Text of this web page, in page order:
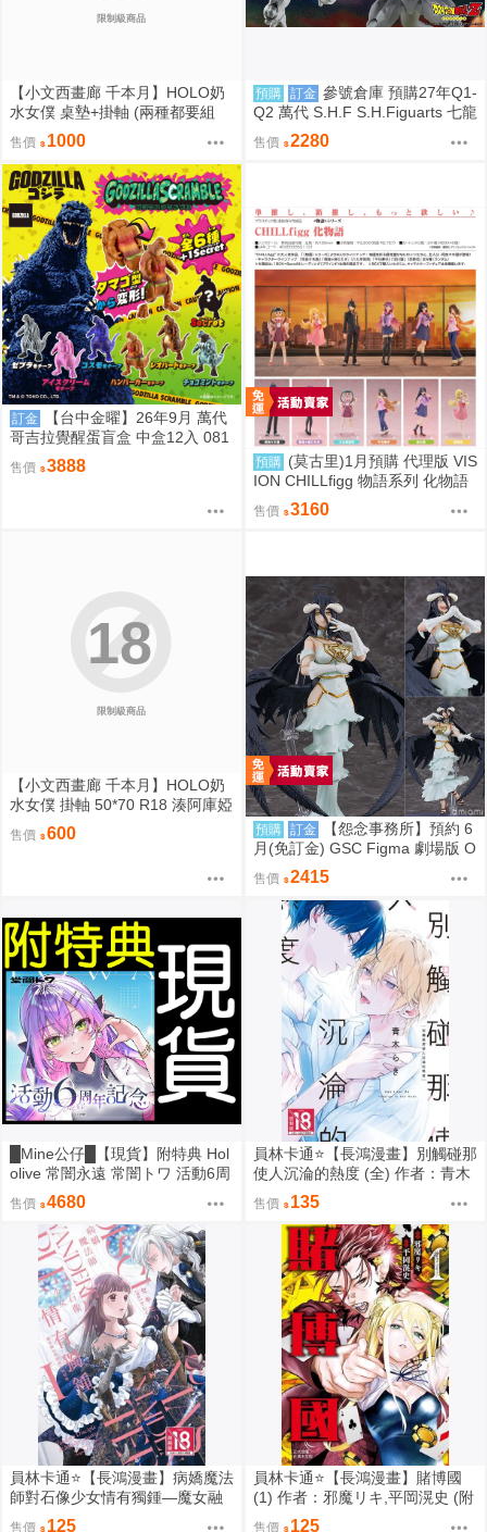
限制級商品
【小文西畫廊 千本月】HOLO奶
水女僕 桌墊+掛軸 (兩種都要組
合) 桌墊 滑鼠墊 70*40 掛軸 50*7
0 R18【FF47場前預購】{宅即
門}
售價 1000
預購 訂金 參號倉庫 預購27年Q1-
Q2 萬代 S.H.F S.H.Figuarts 七龍
珠 FULL POWER 弗力札 戰損版
售價 2280
訂金
【台中金曜】26年9月 萬代
哥吉拉覺醒蛋盲盒 中盒12入 081
售價 3888 預購 (莫古里)1月預購 代理版 VIS
ION CHILLfigg 物語系列 化物語
中盒 BOX6入 免訂金
售價 3160
限制級商品
18
【小文西畫廊 千本月】HOLO奶
水女僕 掛軸 50*70 R18 湊阿庫婭
阿夸 沙花叉 虎鯨 雪花菈米 塞萊
希·法娜 Fauna 白銀諾艾爾 團長
娜·惑星諾瓦 Moona【FF47場前
售價 600 預購 訂金
【怨念事務所】預約 6
月(免訂金) GSC Figma 劇場版 O
VERLORD 聖王國篇 雅兒貝德 0
913
售價 2415
█Mine公仔█【現貨】附特典 Hol
olive 常闇永遠 常闇トワ 活動6周
年記念 六週年 紀念 套組 立牌 外
套
售價 4680
員林卡通⭐️【長鴻漫畫】別觸碰那
使人沉淪的熱度 (全) 作者：青木
らき (附尼采書套)
售價 135
員林卡通⭐️【長鴻漫畫】病嬌魔法
師對石像少女情有獨鍾—魔女融
化在愛徒的熱吻裡 1作者：セキ
售價 125
員林卡通⭐️【長鴻漫畫】賭博國
(1) 作者：邪魔リキ,平岡滉史 (附
尼采書套)
售價 125